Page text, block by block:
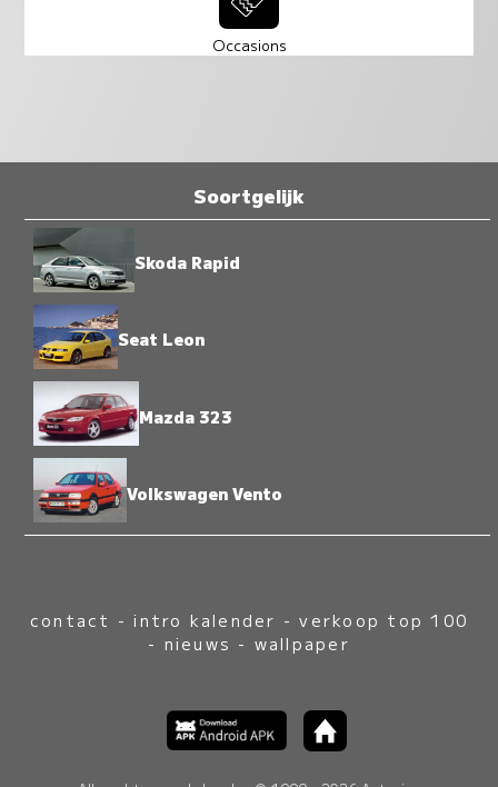
Occasions
Soortgelijk
Skoda Rapid
Seat Leon
Mazda 323
Volkswagen Vento
contact -intro kalender -verkoop top 100
- nieuws - wallpaper